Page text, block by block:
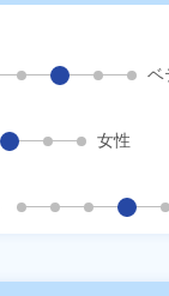
ベ
女性